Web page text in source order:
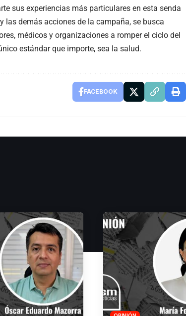
sus experiencias más particulares en esta senda
las demás acciones de la campaña, se busca
médicos y organizaciones a romper el ciclo del
estándar que importe, sea la salud.
FACEBOOK